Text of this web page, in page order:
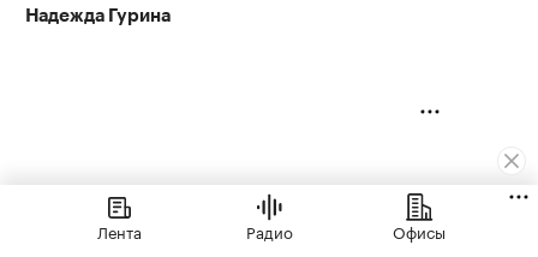
Надежда Гурина
Лента Радио Офисы